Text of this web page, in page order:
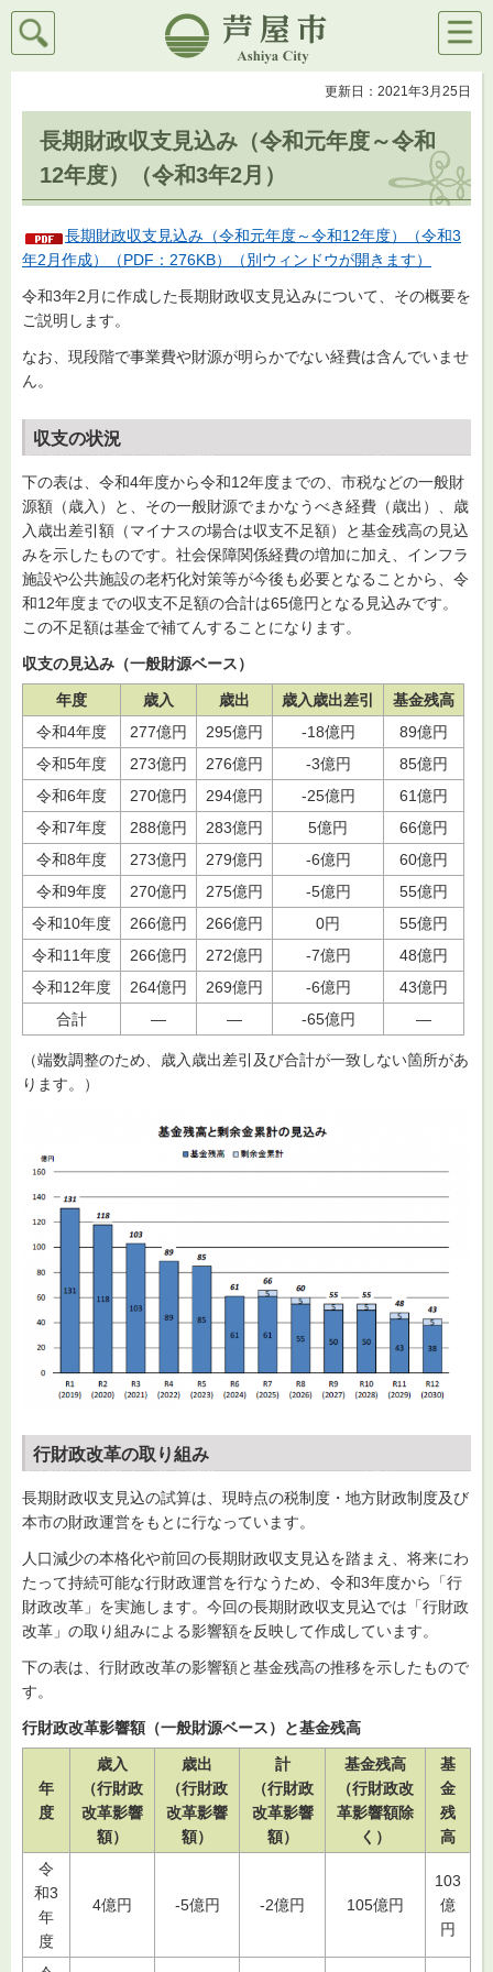
芦屋市
検索
メニ
ュー
更新日：2021年3月25日
長期財政収支見込み（令和元年度～令和
12年度）（令和3年2月）
長期財政収支見込み（令和元年度～令和12年度）（令和3
年2月作成）（PDF：276KB）（別ウィンドウが開きます）
令和3年2月に作成した長期財政収支見込みについて、その概要を
ご説明します。
なお、現段階で事業費や財源が明らかでない経費は含んでいませ
ん。
収支の状況
下の表は、令和4年度から令和12年度までの、市税などの一般財
源額（歳入）と、その一般財源でまかなうべき経費（歳出）、歳
入歳出差引額（マイナスの場合は収支不足額）と基金残高の見込
みを示したものです。社会保障関係経費の増加に加え、インフラ
施設や公共施設の老朽化対策等が今後も必要となることから、令
和12年度までの収支不足額の合計は65億円となる見込みです。
この不足額は基金で補てんすることになります。
収支の見込み（一般財源ベース）
年度 歳入 歳出 歳入歳出差引
基金残高
令和4年度
277億円 295億円 -18億円
89億円
令和5年度
273億円 276億円 -3億円
85億円
令和6年度
270億円 294億円 -25億円
61億円
令和7年度
288億円 283億円 5億円
66億円
令和8年度
273億円 279億円 -6億円
60億円
令和9年度
270億円 275億円 -5億円
55億円
令和10年度
266億円 266億円 0円
55億円
令和11年度
266億円 272億円 -7億円
48億円
令和12年度
264億円 269億円 -6億円
43億円
合計
― ― -65億円 ―
（端数調整のため、歳入歳出差引及び合計が一致しない箇所があ
ります。）
行財政改革の取り組み
長期財政収支見込の試算は、現時点の税制度・地方財政制度及び
本市の財政運営をもとに行なっています。
人口減少の本格化や前回の長期財政収支見込を踏まえ、将来にわ
たって持続可能な行財政運営を行なうため、令和3年度から「行
財政改革」を実施します。今回の長期財政収支見込では「行財政
改革」の取り組みによる影響額を反映して作成しています。
下の表は、行財政改革の影響額と基金残高の推移を示したもので
す。
行財政改革影響額（一般財源ベース）と基金残高
年
度
歳入
（行財政
改革影響
額）
歳出
（行財政
改革影響
額）
計
（行財政
改革影響
額）
基金残高
（行財政改
革影響額除
く）
基
金
残
高
令
和3
年
度
4億円 -5億円 -2億円 105億円
103
億
円